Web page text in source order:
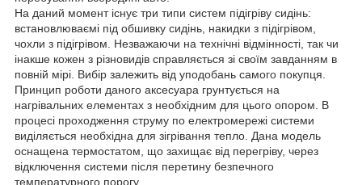
На даний момент існує три типи систем підігріву сидінь:
встановлюваємі під обшивку сидінь, накидки з підігрівом,
чохли з підігрівом. Незважаючи на технічні відмінності, так чи
інакше кожен з різновидів справляється зі своїм завданням в
повній мірі. Вибір залежить від уподобань самого покупця.
Принцип роботи даного аксесуара грунтується на
нагрівальних елементах з необхідним для цього опором. В
процесі проходження струму по електромережі системи
виділяється необхідна для зігрівання тепло. Дана модель
оснащена термостатом, що захищає від перегріву, через
відключення системи після перетину безпечного
температурного порогу.